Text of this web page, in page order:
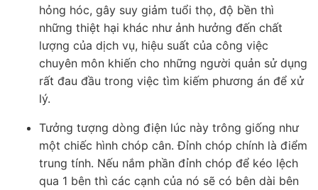
hỏng hóc, gây suy giảm tuổi thọ, độ bền thì
những thiệt hại khác như ảnh hưởng đến chất
lượng của dịch vụ, hiệu suất của công việc
chuyên môn khiến cho những người quản sử dụng
rất đau đầu trong việc tìm kiếm phương án để xử
lý.
Tưởng tượng dòng điện lúc này trông giống như
một chiếc hình chóp cân. Đỉnh chóp chính là điểm
trung tính. Nếu nắm phần đỉnh chóp để kéo lệch
qua 1 bên thì các cạnh của nó sẽ có bên dài bên